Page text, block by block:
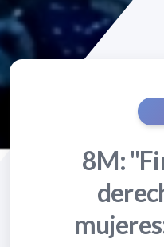
8M: